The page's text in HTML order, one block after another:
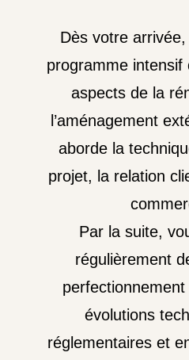
Dès votre
programme
aspects de la
l’aménagement
aborde la
projet, la relation
Par la suite,
régulièrement
évolutions
réglementaires et